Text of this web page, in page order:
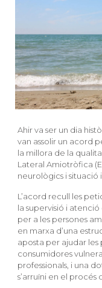
Ahir va ser un dia
van assolir un acord
la millora de la
Lateral Amiotròfica
neurològics i situació
L’acord recull les
la supervisió i
per a les persones
en marxa d’una
aposta per ajudar
consumidores
professionals, i una
s’arruïni en el procés